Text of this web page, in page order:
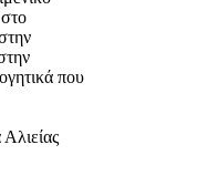
που